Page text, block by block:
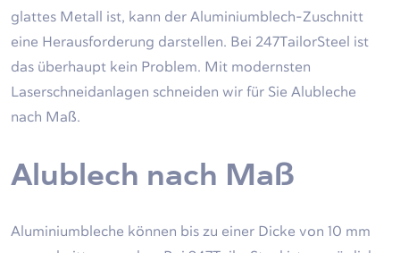
glattes Metall ist, kann der Aluminiumblech-Zuschnitt
eine Herausforderung darstellen. Bei 247TailorSteel ist
das überhaupt kein Problem. Mit modernsten
Laserschneidanlagen schneiden wir für Sie Alubleche
nach Maß.
Alublech nach Maß
Aluminiumbleche können bis zu einer Dicke von 10 mm